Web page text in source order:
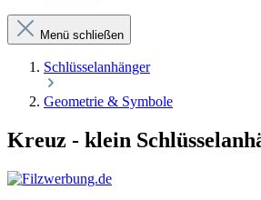
Menü schließen
Schlüsselanhänger
Geometrie & Symbole
Kreuz - klein